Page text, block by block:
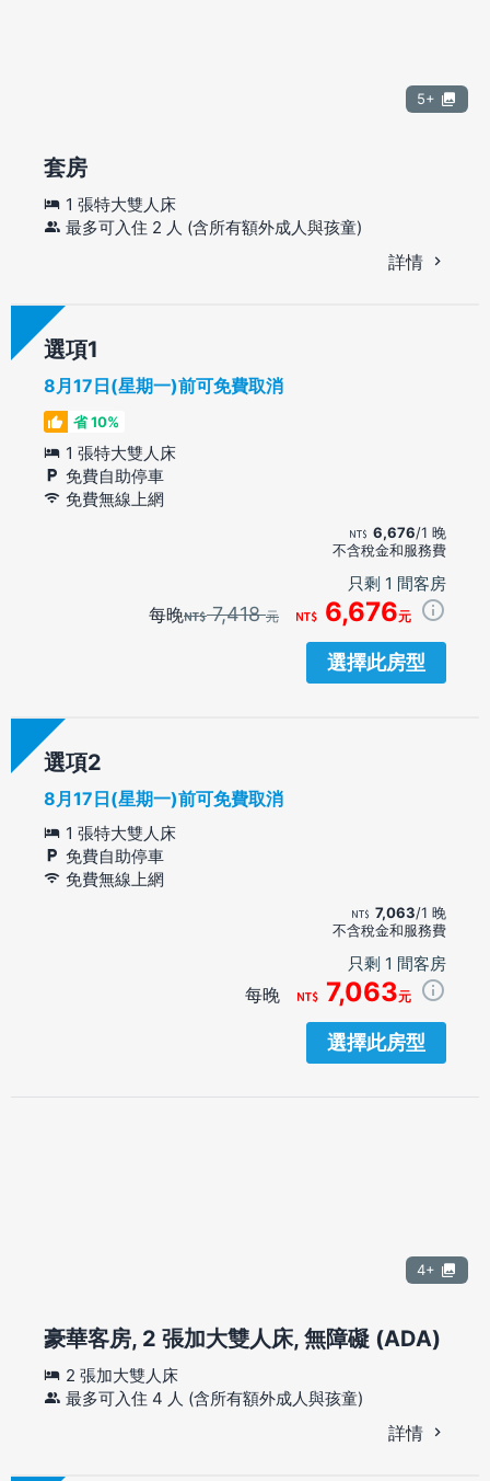
5+
套房
1 張特大雙人床
最多可入住 2 人 (含所有額外成人與孩童)
詳情
選項
8月17日(星期一)前可免費取消
省 10%
1 張特大雙人床
免費自助停車
免費無線上網
6,676/1 晚
不含稅金和服務費
只剩 1 間客房
每晚 7,418元 6,676元
選擇此房型
選項
8月17日(星期一)前可免費取消
1 張特大雙人床
免費自助停車
免費無線上網
7,063/1 晚
不含稅金和服務費
只剩 1 間客房
每晚 7,063元
選擇此房型
4+
豪華客房, 2 張加大雙人床, 無障礙 (ADA)
2 張加大雙人床
最多可入住 4 人 (含所有額外成人與孩童)
詳情